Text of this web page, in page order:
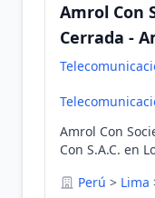
Amrol Con
Cerrada -
Amrol Con
Con S.A.C. en
Perú > Lima